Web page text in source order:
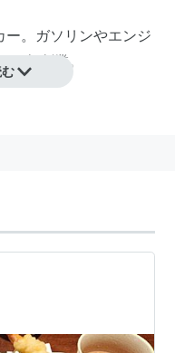
。ガソリンやエンジ
年創業。